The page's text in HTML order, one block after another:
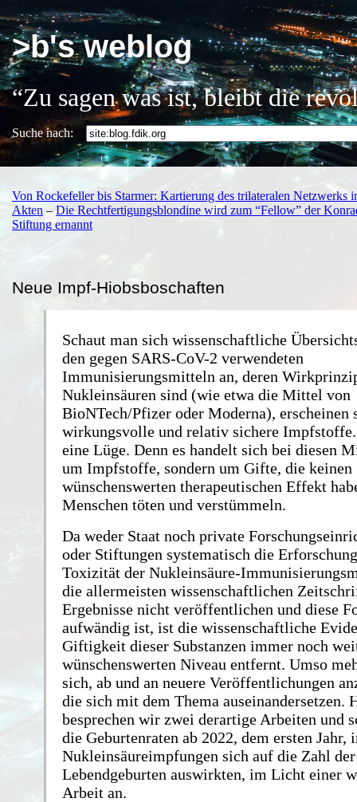
>b's weblog
“Zu sagen was ist, bleibt die
Suche nach:
Von Rockefeller bis Starmer: Kartierung des trilateralen Netzwerks
Akten –Die Rechtfertigungsblondine wird zum “Fellow” der
Stiftung ernannt
Neue Impf-Hiobsboschaften
Schaut man sich wissenschaftliche
den gegen SARS-CoV-2 verwendeten
Immunisierungsmitteln an, deren
Nukleinsäuren sind (wie etwa die Mittel von
BioNTech/Pfizer oder Moderna), erscheinen
wirkungsvolle und relativ sichere
eine Lüge. Denn es handelt sich bei diesen
um Impfstoffe, sondern um Gifte, die keinen
wünschenswerten therapeutischen Effekt
Menschen töten und verstümmeln.
Da weder Staat noch private
oder Stiftungen systematisch die
Toxizität der Nukleinsäure-
die allermeisten wissenschaftlichen
Ergebnisse nicht veröffentlichen und diese
aufwändig ist, ist die wissenschaftliche
Giftigkeit dieser Substanzen immer noch
wünschenswerten Niveau entfernt. Umso
sich, ab und an neuere Veröffentlichungen
die sich mit dem Thema auseinandersetzen.
besprechen wir zwei derartige Arbeiten und
die Geburtenraten ab 2022, dem ersten Jahr,
Nukleinsäureimpfungen sich auf die Zahl der
Lebendgeburten auswirkten, im Licht einer
Arbeit an.